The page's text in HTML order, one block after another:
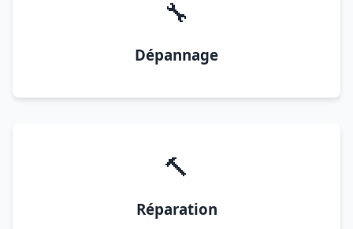
🔧
Dépannage
🔨
Réparation